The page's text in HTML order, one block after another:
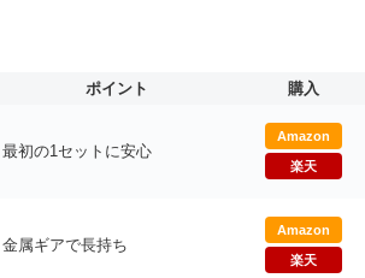
ポイント 購入
最初の1セットに安心
Amazon
楽天
金属ギアで長持ち
Amazon
楽天